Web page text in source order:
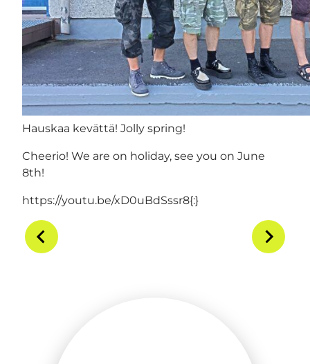
Hauskaa kevättä! Jolly spring!
Cheerio! We are on holiday, see you on June
8th!
https://youtu.be/xD0uBdSssr8{:}